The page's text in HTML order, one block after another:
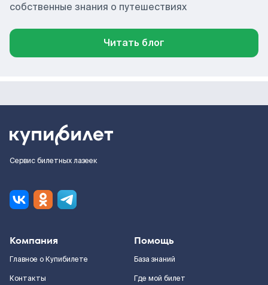
собственные знания о путешествиях
Читать блог
Сервис билетных лазеек
Компания
Главное о Купибилете
Контакты
Помощь
База знаний
Где мой билет